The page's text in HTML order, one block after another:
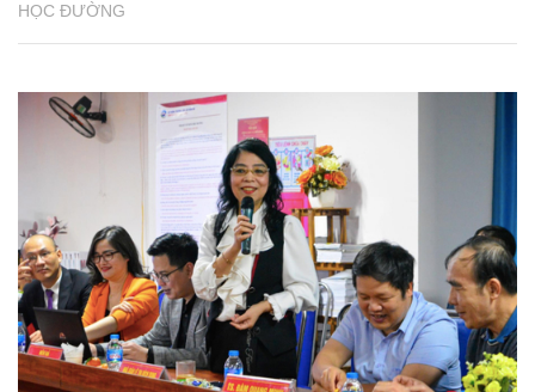
HỌC ĐƯỜNG